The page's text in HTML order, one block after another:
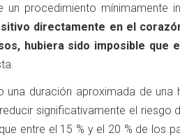
un procedimiento mínimamente
directamente en el
hubiera sido imposible que
una duración aproximada de
significativamente el riesgo
entre el 15 % y el 20 % de los